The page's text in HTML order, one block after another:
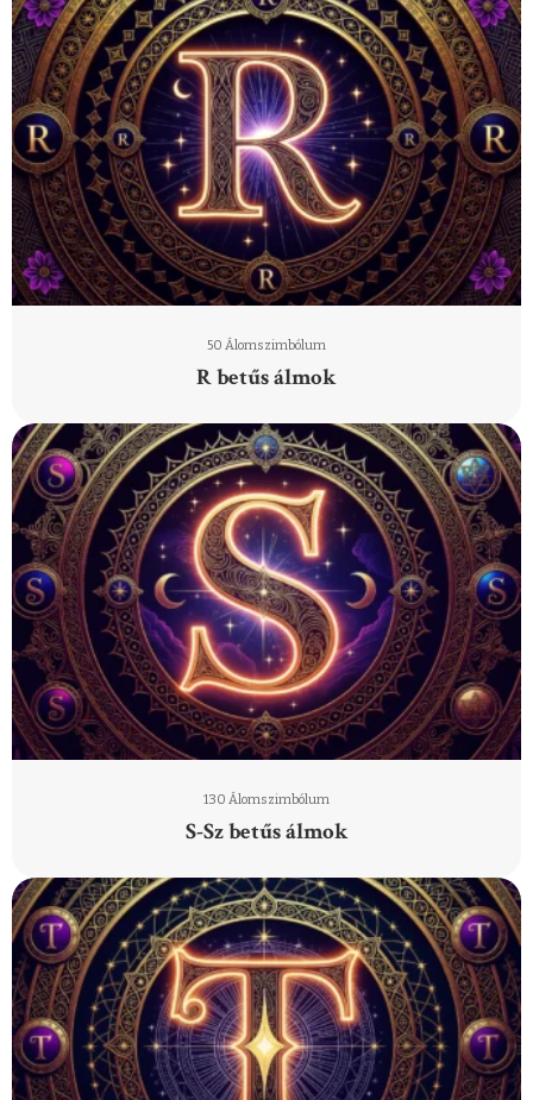
50 Álomszimbólum
R betűs álmok
130 Álomszimbólum
S-Sz betűs álmok